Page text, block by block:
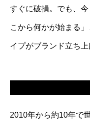
すぐに破損。でも、
こから何かが始まる
イプがブランド立ち上
2010年から約10年で